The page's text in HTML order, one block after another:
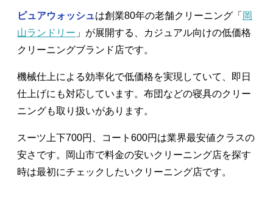
ピュアウォッシュは創業80年の老舗クリーニング「 岡
山ランドリー 」が展開する、カジュアル向けの低価格
クリーニングブランド店です。
機械仕上による効率化で低価格を実現していて、即日
仕上げにも対応しています。布団などの寝具のクリー
ニングも取り扱いがあります。
スーツ上下700円、コート600円は業界最安値クラスの
安さです。岡山市で料金の安いクリーニング店を探す
時は最初にチェックしたいクリーニング店です。